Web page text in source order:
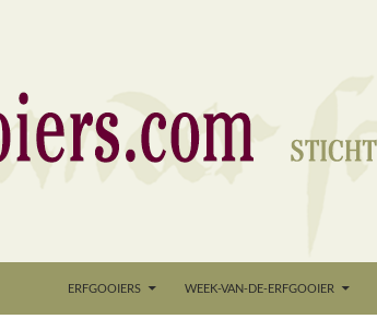
ERFGOOIERS WEEK-VAN-DE-ERFGOOIER